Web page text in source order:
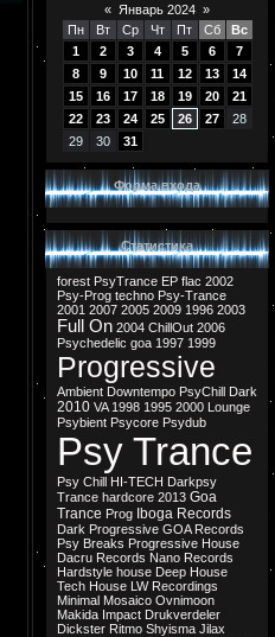
« Январь 2024 »
Пн
Вт Ср Чт Пт Сб
Вс
1
2 3 4 5 6
7
8
9 10 11 12 13
14
15
16 17 18 19 20
21
22
23 24 25 26 27
28
29
30 31
Форма входа
Статистика
forest PsyTrance EP flac 2002
Psy-Prog techno Psy-Trance
2001 2007 2005 2009 1996 2003
Full On 2004 ChillOut 2006
Psychedelic goa 1997 1999
Progressive
Ambient Downtempo PsyChill Dark
2010 VA 1998 1995 2000 Lounge
Psybient Psycore Psydub
Psy Trance
Psy Chill HI-TECH Darkpsy
Trance hardcore 2013 Goa
Trance Prog Iboga Records
Dark Progressive GOA Records
Psy Breaks Progressive House
Dacru Records Nano Records
Hardstyle house Deep House
Tech House LW Recordings
Minimal Mosaico Ovnimoon
Makida Impact Drukverdeler
Dickster Ritmo Shyisma Jilax